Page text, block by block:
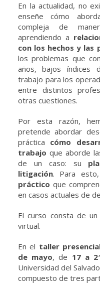
En la actualidad, no
enseñe cómo
compleja de
aprendiendo a
con los hechos y las
los problemas que
años, bajos índices
trabajo para los
entre distintos
otras cuestiones.
Por esta razón,
pretende abordar
práctica cómo
trabajo que aborde
de un caso: su
litigación. Para
práctico que
en casos actuales de
El curso consta de
virtual.
En el taller
de mayo, de 17 a
Universidad del
compuesto de tres